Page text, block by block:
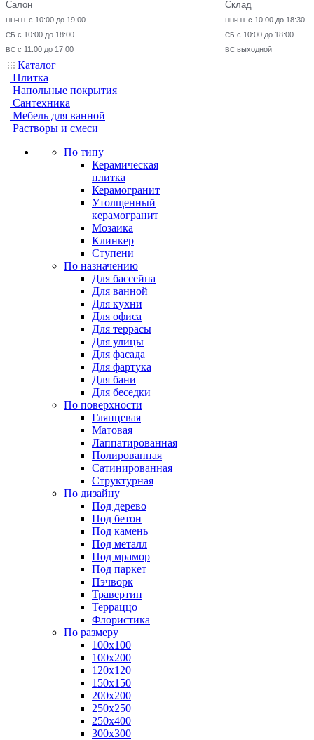
Салон
ПН-ПТ с 10:00 до 19:00
СБ с 10:00 до 18:00
ВС с 11:00 до 17:00
Склад
ПН-ПТ с 10:00 до 18:30
СБ с 10:00 до 18:00
ВС выходной
Каталог
Плитка
Напольные покрытия
Сантехника
Мебель для ванной
Растворы и смеси
По типу
Керамическая
плитка
Керамогранит
Утолщенный
керамогранит
Мозаика
Клинкер
Ступени
По назначению
Для бассейна
Для ванной
Для кухни
Для офиса
Для террасы
Для улицы
Для фасада
Для фартука
Для бани
Для беседки
По поверхности
Глянцевая
Матовая
Лаппатированная
Полированная
Сатинированная
Структурная
По дизайну
Под дерево
Под бетон
Под камень
Под металл
Под мрамор
Под паркет
Пэчворк
Травертин
Терраццо
Флористика
По размеру
100х100
100х200
120х120
150х150
200х200
250х250
250х400
300х300